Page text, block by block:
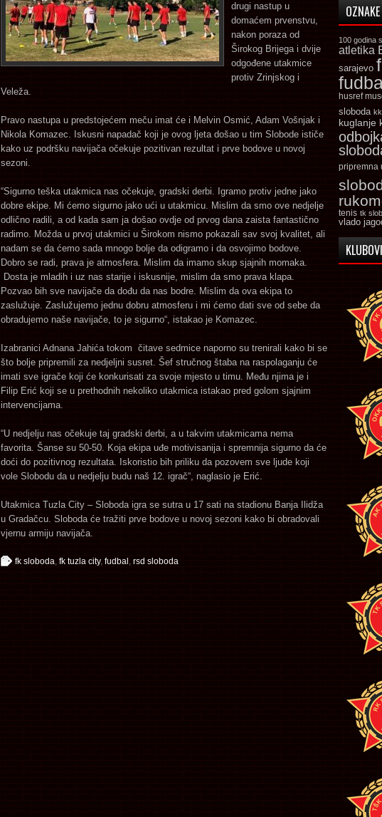
drugi nastup u
domaćem prvenstvu,
nakon poraza od
Širokog Brijega i dvije
odgođene utakmice
protiv Zrinjskog i
Veleža.
Pravo nastupa u predstojećem meču imat će i Melvin Osmić, Adam Vošnjak i
Nikola Komazec. Iskusni napadač koji je ovog ljeta došao u tim Slobode ističe
kako uz podršku navijača očekuje pozitivan rezultat i prve bodove u novoj
sezoni.
“Sigurno teška utakmica nas očekuje, gradski derbi. Igramo protiv jedne jako
dobre ekipe. Mi ćemo sigurno jako ući u utakmicu. Mislim da smo ove nedjelje
odlično radili, a od kada sam ja došao ovdje od prvog dana zaista fantastično
radimo. Možda u prvoj utakmici u Širokom nismo pokazali sav svoj kvalitet, ali
nadam se da ćemo sada mnogo bolje da odigramo i da osvojimo bodove.
Dobro se radi, prava je atmosfera. Mislim da imamo skup sjajnih momaka.
Dosta je mladih i uz nas starije i iskusnije, mislim da smo prava klapa.
Pozvao bih sve navijače da dođu da nas bodre. Mislim da ova ekipa to
zaslužuje. Zaslužujemo jednu dobru atmosferu i mi ćemo dati sve od sebe da
obradujemo naše navijače, to je sigurno“, istakao je Komazec.
Izabranici Adnana Jahića tokom čitave sedmice naporno su trenirali kako bi se
što bolje pripremili za nedjeljni susret. Šef stručnog štaba na raspolaganju će
imati sve igrače koji će konkurisati za svoje mjesto u timu. Među njima je i
Filip Erić koji se u prethodnih nekoliko utakmica istakao pred golom sjajnim
intervencijama.
“U nedjelju nas očekuje taj gradski derbi, a u takvim utakmicama nema
favorita. Šanse su 50-50. Koja ekipa uđe motivisanija i spremnija sigurno da će
doći do pozitivnog rezultata. Iskoristio bih priliku da pozovem sve ljude koji
vole Slobodu da u nedjelju budu naš 12. igrač“, naglasio je Erić.
Utakmica Tuzla City – Sloboda igra se sutra u 17 sati na stadionu Banja Ilidža
u Gradačcu. Sloboda će tražiti prve bodove u novoj sezoni kako bi obradovali
vjernu armiju navijača.
fk sloboda, fk tuzla city, fudbal , rsd sloboda
OZNAKE
100 godina
atletika
sarajevo
husref
sloboda
kuglanje
pripremna
tenis tk
vlado